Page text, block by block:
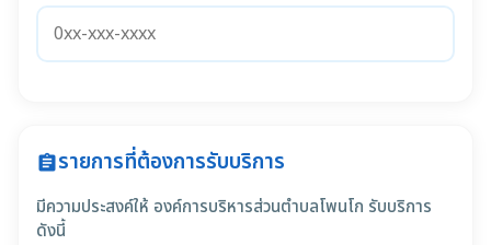
assignmentรายการที่ต้องการรับบริการ
มีความประสงค์ให้ องค์การบริหารส่วนตำบลโพนโก รับบริการ
ดังนี้